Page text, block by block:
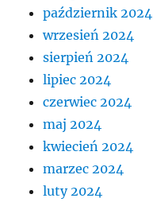
październik 2024
wrzesień 2024
sierpień 2024
lipiec 2024
czerwiec 2024
maj 2024
kwiecień 2024
marzec 2024
luty 2024